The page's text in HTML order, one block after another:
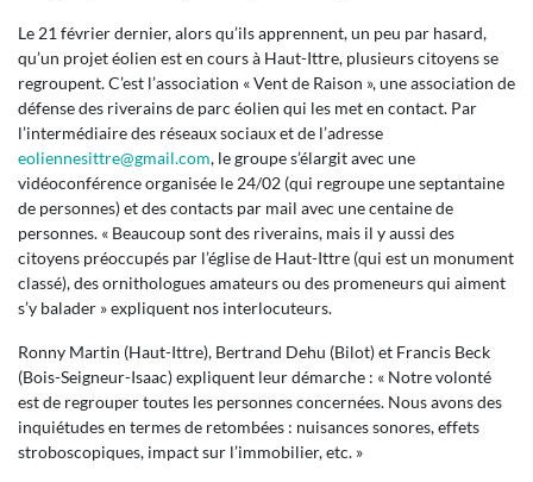
Le 21 février dernier, alors qu’ils apprennent, un peu par hasard,
qu’un projet éolien est en cours à Haut-Ittre, plusieurs citoyens se
regroupent. C’est l’association « Vent de Raison », une association de
défense des riverains de parc éolien qui les met en contact. Par
l’intermédiaire des réseaux sociaux et de l’adresse
eoliennesittre@gmail.com, le groupe s’élargit avec une
vidéoconférence organisée le 24/02 (qui regroupe une septantaine
de personnes) et des contacts par mail avec une centaine de
personnes. « Beaucoup sont des riverains, mais il y aussi des
citoyens préoccupés par l’église de Haut-Ittre (qui est un monument
classé), des ornithologues amateurs ou des promeneurs qui aiment
s’y balader » expliquent nos interlocuteurs.
Ronny Martin (Haut-Ittre), Bertrand Dehu (Bilot) et Francis Beck
(Bois-Seigneur-Isaac) expliquent leur démarche : « Notre volonté
est de regrouper toutes les personnes concernées. Nous avons des
inquiétudes en termes de retombées : nuisances sonores, effets
stroboscopiques, impact sur l’immobilier, etc. »